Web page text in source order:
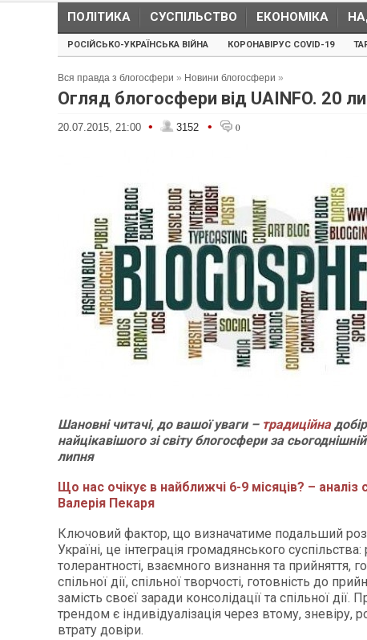
ПОЛІТИКА СУСПІЛЬСТВО ЕКОНОМІКА
РОСІЙСЬКО-УКРАЇНСЬКА ВІЙНА КОРОНАВІРУС COVID-19
Вся правда з блогосфери » Новини блогосфери »
Огляд блогосфери від UAINFO. 20
20.07.2015, 21:00 • 3152 • 0
Шановні читачі, до вашої уваги – традиційна
найцікавішого зі світу блогосфери за
липня
Що нас очікує в найближчі 6-9 місяців? – аналіз
Валерія Пекаря
Ключовий фактор, що визначатиме подальший
Україні, це інтеграція громадянського
толерантності, взаємного визнання та прийняття,
спільної дії, спільної творчості, готовність до
замість своєї заради консолідації та спільної дії.
трендом є індивідуалізація через втому, зневіру,
втрату довіри.